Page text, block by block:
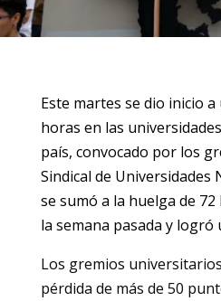
Este martes se dio inicio
horas en las
país, convocado por los
Sindical de Universidades
se sumó a la huelga de
la semana pasada y
Los gremios
pérdida de más de 50